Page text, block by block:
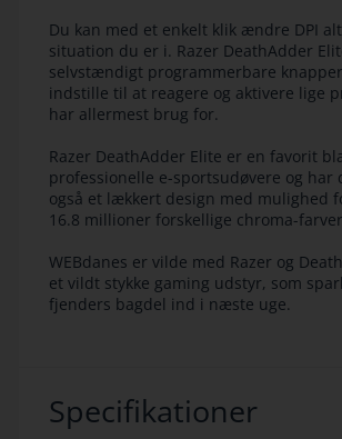
Du kan med et enkelt klik ændre DPI
situation du er i. Razer DeathAdder
selvstændigt programmerbare
indstille til at reagere og aktivere lige
har allermest brug for.
Razer DeathAdder Elite er en favorit
professionelle e-sportsudøvere og har
også et lækkert design med mulighed
16.8 millioner forskellige chroma-
WEBdanes er vilde med Razer og
et vildt stykke gaming udstyr, som
fjenders bagdel ind i næste uge.
Specifikationer